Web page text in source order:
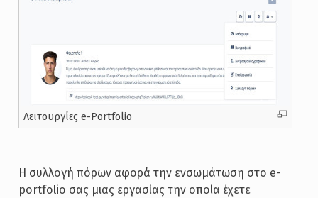
Λειτουργίες e-Portfolio
Η συλλογή πόρων αφορά την ενσωμάτωση στο e-
portfolio σας μιας εργασίας την οποία έχετε